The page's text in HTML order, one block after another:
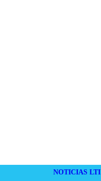
NOTICIAS LTI